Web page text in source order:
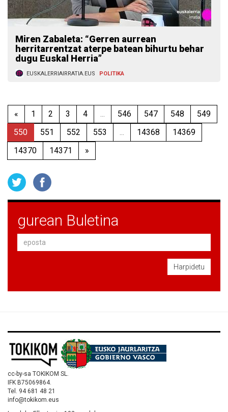
Miren Zabaleta: “Gerren aurrean
herritarrentzat aterpe batean bihurtu behar
dugu Euskal Herria”
EUSKALERRIAIRRATIA.EUS POLITIKA
« 1 2 3 4 ... 546 547 548
549
550
551 552 553 ... 14368
14369
14370
14371 »
gurean Buletina
Harpidetu
cc-by-sa TOKIKOM SL.
IFK B75069864.
Tel. 94 681 48 21
info@tokikom.eus